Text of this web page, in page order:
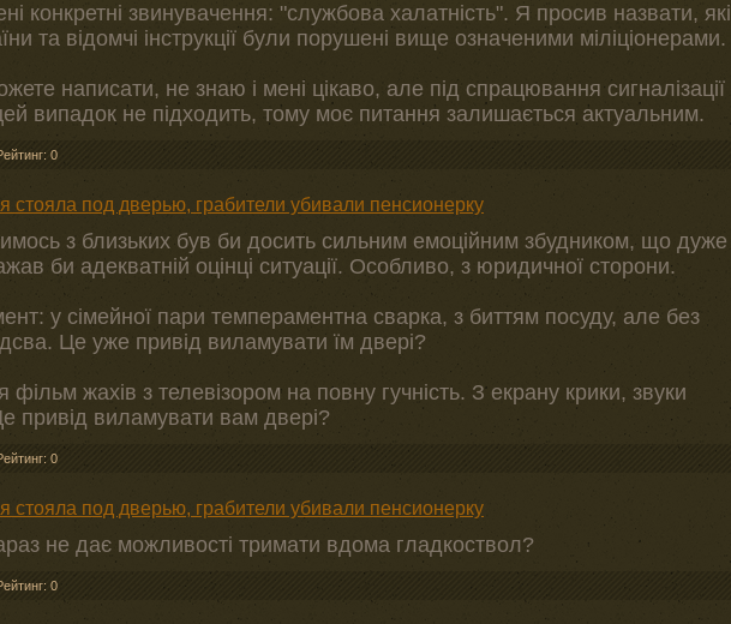
конкретні звинувачення: "службова халатність". Я просив назвати, які
та відомчі інструкції були порушені вище означеними міліціонерами.
написати, не знаю і мені цікаво, але під спрацювання сигналізації
випадок не підходить, тому моє питання залишається актуальним.
0
стояла под дверью, грабители убивали пенсионерку
з близьких був би досить сильним емоційним збудником, що дуже
би адекватній оцінці ситуації. Особливо, з юридичної сторони.
у сімейної пари темпераментна сварка, з биттям посуду, але без
Це уже привід виламувати їм двері?
фільм жахів з телевізором на повну гучність. З екрану крики, звуки
привід виламувати вам двері?
0
стояла под дверью, грабители убивали пенсионерку
не дає можливості тримати вдома гладкоствол?
0